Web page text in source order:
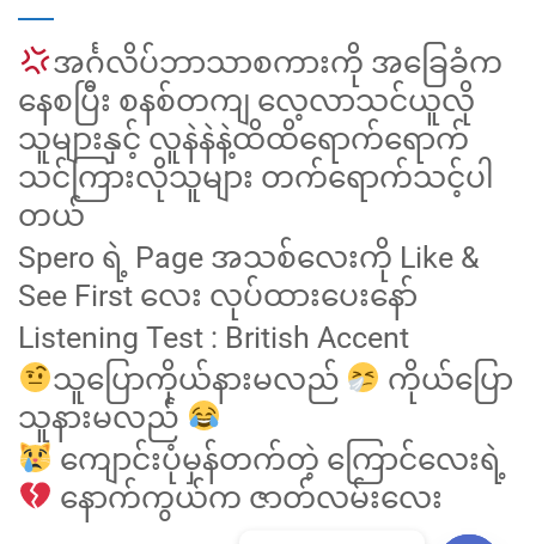
အင်္ဂလိပ်ဘာသာစကားကို အခြေခံက
နေစပြီး စနစ်တကျ လေ့လာသင်ယူလို
သူများနှင့် လူနဲနဲနဲ့ထိထိရောက်ရောက်
သင်ကြားလိုသူများ တက်ရောက်သင့်ပါ
တယ်
Spero ရဲ့ Page အသစ်လေးကို Like &
See First လေး လုပ်ထားပေးနော်
Listening Test : British Accent
သူပြောကိုယ်နားမလည်
ကိုယ်ပြော
သူနားမလည်
ကျောင်းပုံမှန်တက်တဲ့ ကြောင်လေးရဲ့
နောက်ကွယ်က ဇာတ်လမ်းလေး